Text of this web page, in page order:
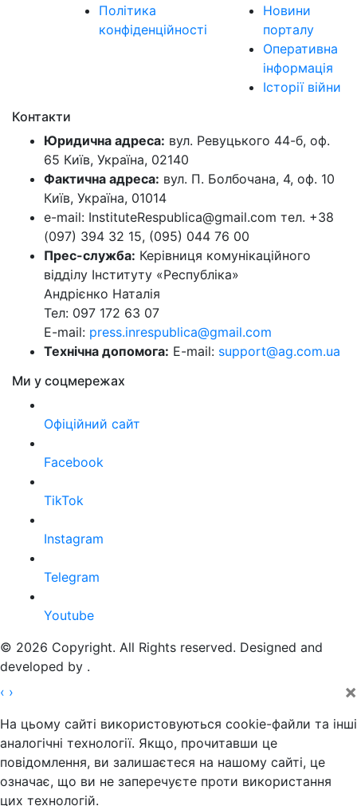
Політика
конфіденційності
Новини
порталу
Оперативна
інформація
Історії війни
Контакти
Юридична адреса: вул. Ревуцького 44-б, оф.
65 Київ, Україна, 02140
Фактична адреса: вул. П. Болбочана, 4, оф. 10
Київ, Україна, 01014
e-mail: InstituteRespublica@gmail.com тел. +38
(097) 394 32 15, (095) 044 76 00
Прес-служба: Керівниця комунікаційного
відділу Інституту «Республіка»
Андрієнко Наталія
Тел: 097 172 63 07
E-mail: press.inrespublica@gmail.com
Технічна допомога: E-mail: support@ag.com.ua
Ми у соцмережах
Офіційний сайт
Facebook
TikTok
Instagram
Telegram
Youtube
© 2026 Copyright. All Rights reserved. Designed and
developed by .
‹ › ×
На цьому сайті використовуються cookie-файли та інші
аналогічні технології. Якщо, прочитавши це
повідомлення, ви залишаєтеся на нашому сайті, це
означає, що ви не заперечуєте проти використання
цих технологій.